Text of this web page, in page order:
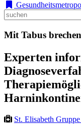
Mit Tabus brechen
Experten
St. Elisabeth